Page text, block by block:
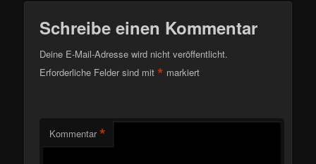
Schreibe einen Kommentar
Deine E-Mail-Adresse wird nicht veröffentlicht.
Erforderliche Felder sind mit* markiert
Kommentar *